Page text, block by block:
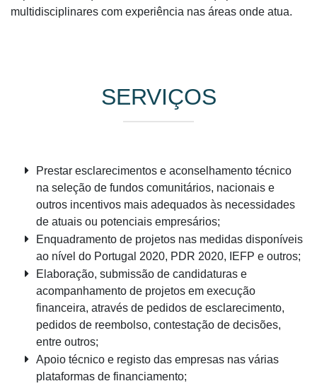
multidisciplinares com experiência nas áreas onde atua.
SERVIÇOS
Prestar esclarecimentos e aconselhamento técnico
na seleção de fundos comunitários, nacionais e
outros incentivos mais adequados às necessidades
de atuais ou potenciais empresários;
Enquadramento de projetos nas medidas disponíveis
ao nível do Portugal 2020, PDR 2020, IEFP e outros;
Elaboração, submissão de candidaturas e
acompanhamento de projetos em execução
financeira, através de pedidos de esclarecimento,
pedidos de reembolso, contestação de decisões,
entre outros;
Apoio técnico e registo das empresas nas várias
plataformas de financiamento;